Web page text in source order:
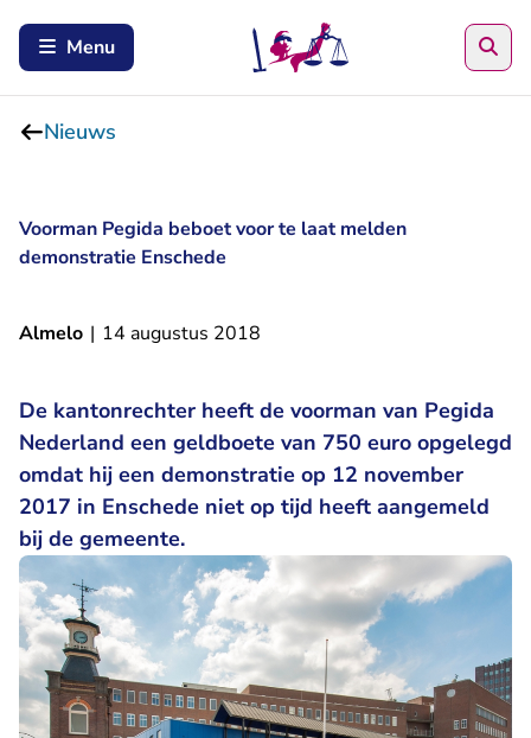
Menu
Nieuws
Voorman Pegida beboet voor te laat melden
demonstratie Enschede
Almelo | 14 augustus 2018
De kantonrechter heeft de voorman van Pegida
Nederland een geldboete van 750 euro opgelegd
omdat hij een demonstratie op 12 november
2017 in Enschede niet op tijd heeft aangemeld
bij de gemeente.